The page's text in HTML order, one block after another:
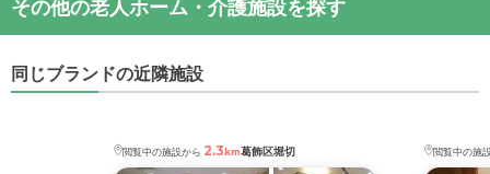
SOMPOケア そんぽの家Ｓ綾瀬のページでは、32枚
の施設写真と360°パノラマ写真を見ることができま
す。
・経験豊富な入居相談員が完全無料で施設探しをサ
・要介護度：自立、要支援1、要支援2、要介護1、要
・住所：東京都足立区綾瀬2丁目32番3
・最寄り駅：綾瀬駅0.4km
その他の老人ホーム・介護施設を探す
同じブランドの近隣施設
閲覧中の施設から 2.3km葛飾区堀切 閲覧中の施